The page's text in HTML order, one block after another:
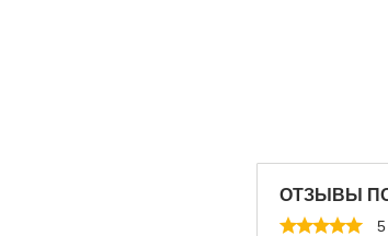
ОТЗЫВЫ
5